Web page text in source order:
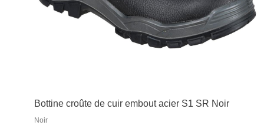
Bottine croûte de cuir embout acier S1 SR Noir
Noir